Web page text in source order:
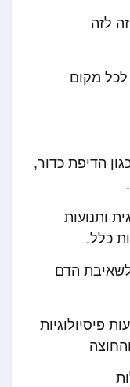
לזה
מקום
הדיפת כדור,
ותנועות
כלל.
הדם
פיסיולוגיות